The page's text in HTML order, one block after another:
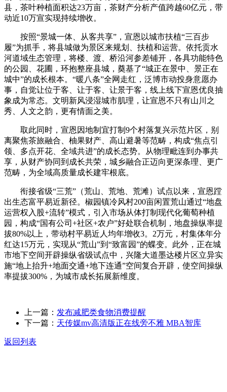
县，茶叶种植面积达23万亩，茶财产分析产值跨越60亿元，带
动近10万宣实现持续增收。
按照“景城一体、从客共享”，宣恩以城市扶植“三百步
履”为抓手，将县城做为景区来规划、扶植和运营。依托贡水
河道域生态管理，将楼、渡、桥沿河参差铺开，各具功能特色
的公园、花圃，环抱整座县城，奠基了“城正在景中、景正在
城中”的成长根本。“暖八条”全网走红，泛博市动投身意愿办
事，自觉让位于客、让于客、让景于客，线上线下宣恩优良抽
象成为常态。文明新风浸湿城市肌理，让宣恩不只有山川之
秀、人文之韵，更有情面之美。
取此同时，宣恩因地制宜打制9个村落复兴示范片区，别
离聚焦茶旅融合、柚果财产、高山避暑等范畴，构成“焦点引
领、多点开花、全域共进”的成长态势。从物理毗连到办事共
享，从财产协同到成长共荣，城乡融合正迈向更深条理、更广
范畴，为全域高质量成长建牢根底。
衔接省级“三荒”（荒山、荒地、荒滩）试点以来，宣恩蹚
出生态富平易近新径。椒园镇冷风村200亩闲置荒山通过“地盘
运营权入股+流转”模式，引入市场从体打制现代化葡萄种植
园，构成“国有公司+社区+农户”好处联合机制，地盘操纵率提
拔80%以上，带动村平易近人均年增收3。2万元，村集体年分
红达15万元，实现从“荒山”到“致富园”的蝶变。此外，正在城
市地下空间开辟操纵省级试点中，兴隆大道墨达楼片区立异实
施“地上抬升+地面交通+地下连通”空间复合开辟，使空间操纵
率提拔300%，为城市成长拓展新维度。
上一篇： 发布减肥类食物消费提醒
下一篇： 天传媒mv高清版正在线旁不雅 MBA智库
返回列表